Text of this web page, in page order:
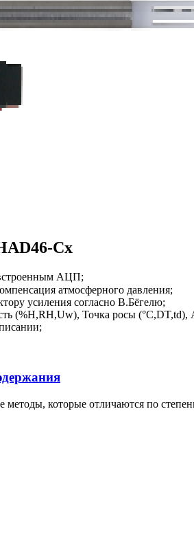
Cx
АЦП;
атмосферного давления;
усиления согласно В.Бёгелю;
(%H,RH,Uw), Точка росы (°C,DT,td),
которые отличаются по